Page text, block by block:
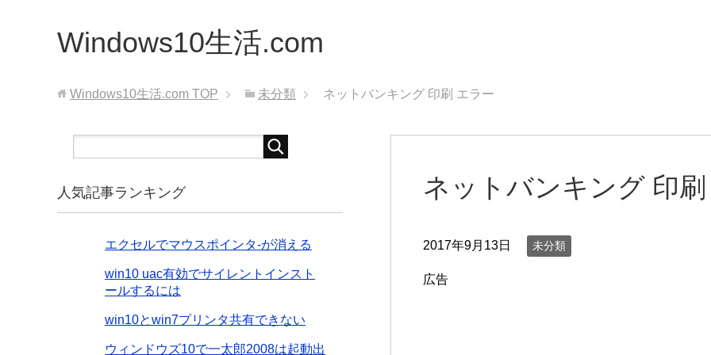
Windows10生活.com
Windows10生活.com TOP 未分類 ネットバンキング 印刷 エラー
ネットバンキング 印
2017年9月13日 未分類
広告
人気記事ランキング
エクセルでマウスポインタ-が消える
win10 uac有効でサイレントインスト
ールするには
win10とwin7プリンタ共有できない
ウィンドウズ10で一太郎2008は起動出